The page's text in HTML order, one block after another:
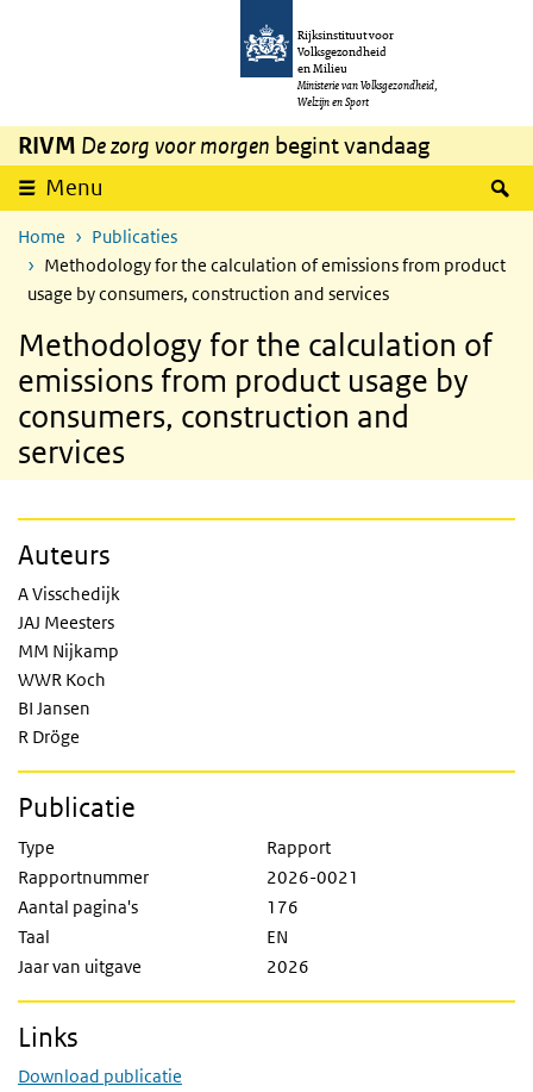
Overslaan en naar de inhoud gaan
Rijksinstituut voor
Volksgezondheid
en Milieu
Ministerie van Volksgezondheid,
Welzijn en Sport
RIVM De zorg voor morgen begint vandaag
Menu
Home
Publicaties
Methodology for the calculation of emissions from product
usage by consumers, construction and services
Methodology for the calculation of
emissions from product usage by
consumers, construction and
services
Auteurs
A Visschedijk
JAJ Meesters
MM Nijkamp
WWR Koch
BI Jansen
R Dröge
Publicatie
Type
Rapport
Rapportnummer
2026-0021
Aantal pagina's
176
Taal
EN
Jaar van uitgave
2026
Links
Download publicatie